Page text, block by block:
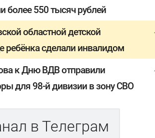
более 550 тысяч рублей
областной детской
ребёнка сделали инвалидом
к Дню ВДВ отправили
для 98-й дивизии в зону СВО
в Телеграм